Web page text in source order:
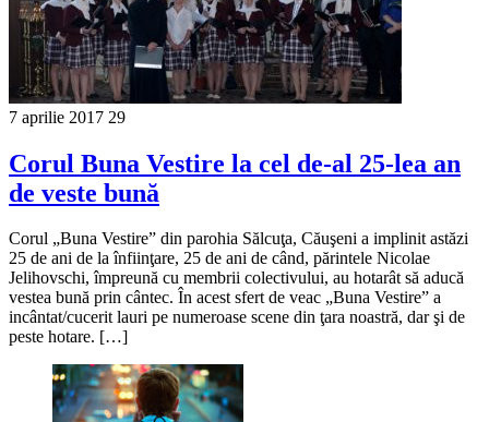
7 aprilie 2017 29
Corul Buna Vestire la cel de-al 25-lea an
de veste bună
Corul „Buna Vestire” din parohia Sălcuţa, Căuşeni a implinit astăzi
25 de ani de la înfiinţare, 25 de ani de când, părintele Nicolae
Jelihovschi, împreună cu membrii colectivului, au hotarât să aducă
vestea bună prin cântec. În acest sfert de veac „Buna Vestire” a
incântat/cucerit lauri pe numeroase scene din ţara noastră, dar şi de
peste hotare. […]